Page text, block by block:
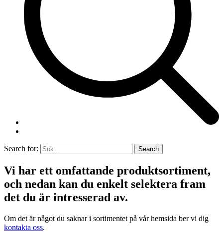
Search for:
Vi har ett omfattande produktsortiment,
och nedan kan du enkelt selektera fram
det du är intresserad av.
Om det är något du saknar i sortimentet på vår hemsida ber vi dig
kontakta oss.